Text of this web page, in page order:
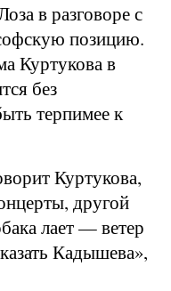
в разговоре с
позицию.
Куртукова в
без
терпимее к
Куртукова,
другой
лает — ветер
Кадышева»,